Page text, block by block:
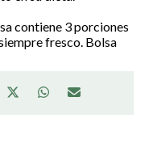
contiene 3 porciones
fresco. Bolsa